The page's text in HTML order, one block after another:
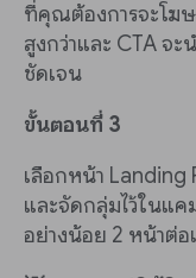
ที่คุณต้องการจะโฆ
สูงกว่าและ CTA จ
ชัดเจน
ขั้นตอนที่ 3
เลือกหน้า Landing
และจัดกลุ่มไว้ในแ
อย่างน้อย 2 หน้าต่